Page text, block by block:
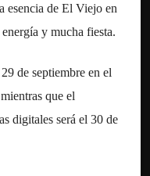
de El Viejo en
y mucha fiesta.
de septiembre en el
que el
digitales será el 30 de